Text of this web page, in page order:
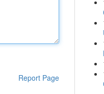
Report Page